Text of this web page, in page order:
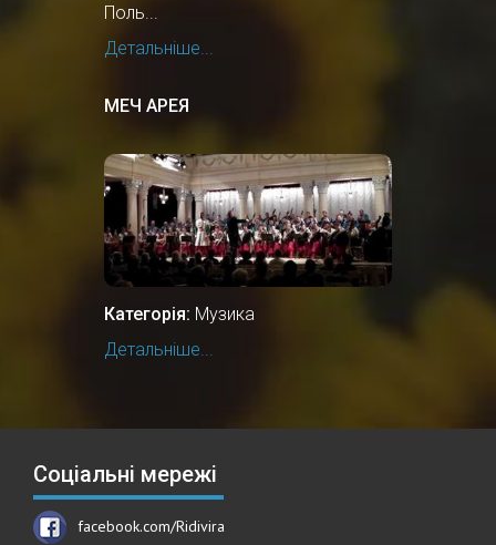
Поль...
Детальніше...
МЕЧ АРЕЯ
Категорія: Музика
Детальніше...
Соціальні мережі
facebook.com/Ridivira